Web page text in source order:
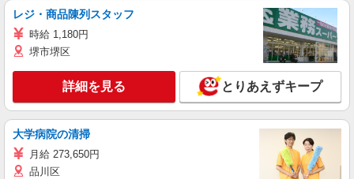
レジ・商品陳列スタッフ
時給 1,180円
堺市堺区
詳細を見る とりあえずキープ
大学病院の清掃
月給 273,650円
品川区